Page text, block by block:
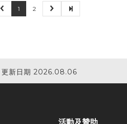
1 2
更新日期 2026.08.06